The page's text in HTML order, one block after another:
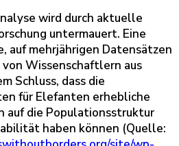
wird durch aktuelle
untermauert. Eine
auf mehrjährigen Datensätzen
Wissenschaftlern aus
Schluss, dass die
für Elefanten erhebliche
auf die Populationsstruktur
haben können (Quelle: